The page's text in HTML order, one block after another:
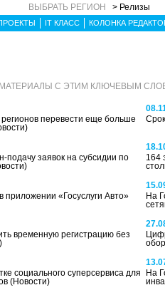
ВЫБРАТЬ РЕГИОН > Релизы
IT КЛАСС КОЛОНКА
С ЭТИМ КЛЮЧЕВЫМ
перевести еще больше
подачу заявок на субсидии по
164
приложении «Госуслуги Авто»
На
временную регистрацию без
социального суперсервиса для
(Новости)
На